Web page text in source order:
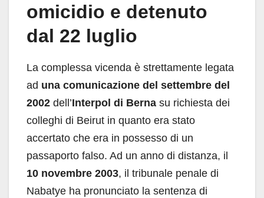
omicidio e detenuto
dal 22 luglio
La complessa vicenda è strettamente legata
ad una comunicazione del settembre del
2002 dell’Interpol di Berna su richiesta dei
colleghi di Beirut in quanto era stato
accertato che era in possesso di un
passaporto falso. Ad un anno di distanza, il
10 novembre 2003, il tribunale penale di
Nabatye ha pronunciato la sentenza di